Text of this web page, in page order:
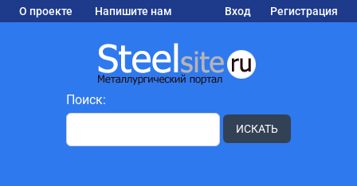
О проекте Напишите нам Вход Регистрация
Поиск:
ИСКАТЬ